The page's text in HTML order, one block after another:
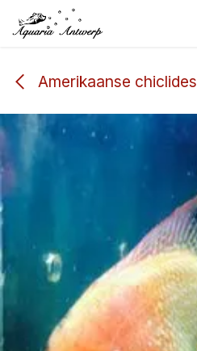
Overslaan naar inhoud
Amerikaanse chiclides